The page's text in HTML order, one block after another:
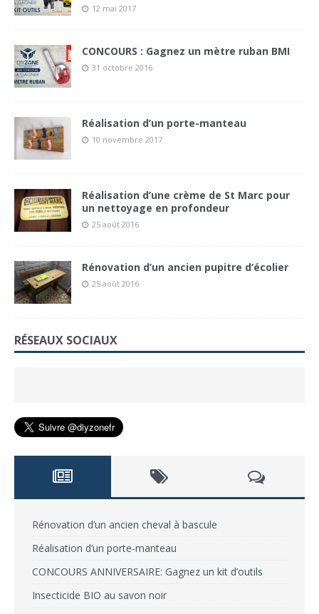
12 mai 2017
CONCOURS : Gagnez un mètre ruban BMI
31 octobre 2016
Réalisation d’un porte-manteau
10 novembre 2017
Réalisation d’une crème de St Marc pour
un nettoyage en profondeur
25 août 2016
Rénovation d’un ancien pupitre d’écolier
25 août 2016
RÉSEAUX SOCIAUX
Rénovation d’un ancien cheval à bascule
Réalisation d’un porte-manteau
CONCOURS ANNIVERSAIRE: Gagnez un kit d’outils
Insecticide BIO au savon noir